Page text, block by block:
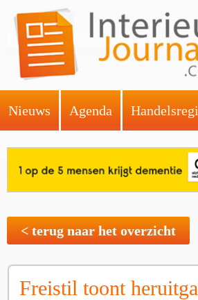
Nieuws Agenda
< terug naar het overzicht
Freistil toont